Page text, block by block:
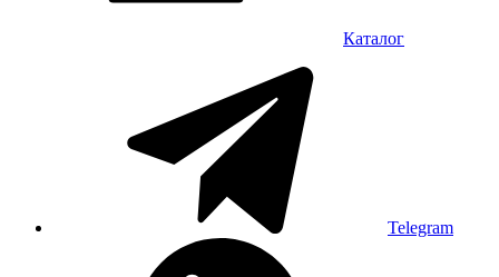
Каталог
Telegram